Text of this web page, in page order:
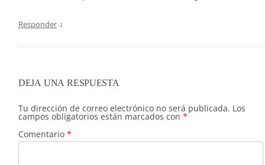
Responder ↓
DEJA UNA RESPUESTA
Tu dirección de correo electrónico no será publicada. Los
campos obligatorios están marcados con *
Comentario *